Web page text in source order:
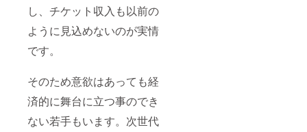
し、チケット収入も以前の
ように見込めないのが実情
です。
そのため意欲はあっても経
済的に舞台に立つ事のでき
ない若手もいます。次世代